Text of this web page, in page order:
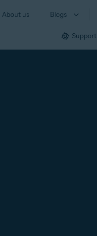
About us Blogs
Support